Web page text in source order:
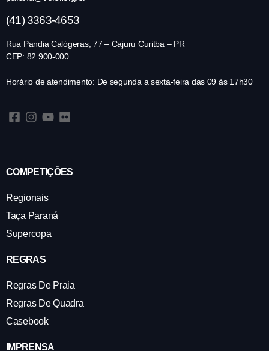
(41) 3363-4653
Rua Pandia Calógeras, 77 – Cajuru Curitba – PR
CEP: 82.900-000
Horário de atendimento: De segunda a sexta-feira das 09 às 17h30
COMPETIÇÕES
Regionais
Taça Paraná
Supercopa
REGRAS
Regras De Praia
Regras De Quadra
Casebook
IMPRENSA